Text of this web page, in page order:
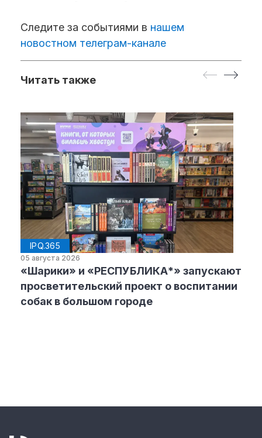
Следите за событиями в нашем
новостном телеграм-канале
Читать также
IPQ.365
05 августа 2026
«Шарики» и «РЕСПУБЛИКА*» запускают
просветительский проект о воспитании
собак в большом городе